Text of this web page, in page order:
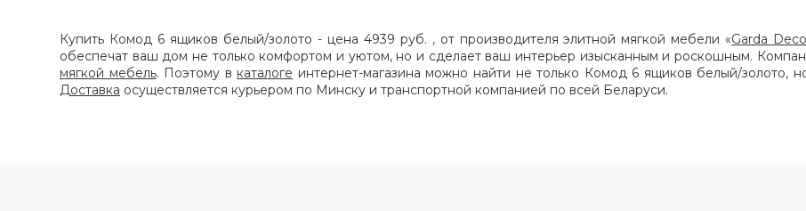
Купить Комод 6 ящиков белый/золото - цена 4939 руб. , от производителя элитной мягкой мебели «Garda
обеспечат ваш дом не только комфортом и уютом, но и сделает ваш интерьер изысканным и роскошным.
мягкой мебель. Поэтому в каталоге интернет-магазина можно найти не только Комод 6 ящиков белый/золото,
Доставка осуществляется курьером по Минску и транспортной компанией по всей Беларуси.